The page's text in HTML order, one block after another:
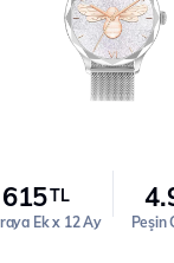
615TL
Ek x 12 Ay Peşin